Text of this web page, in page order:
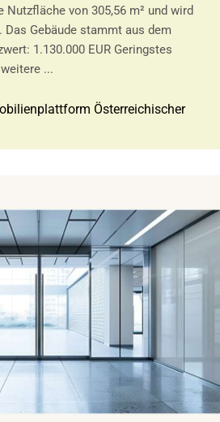
von 305,56 m² und wird
Gebäude stammt aus dem
1.130.000 EUR Geringstes
...
Österreichischer